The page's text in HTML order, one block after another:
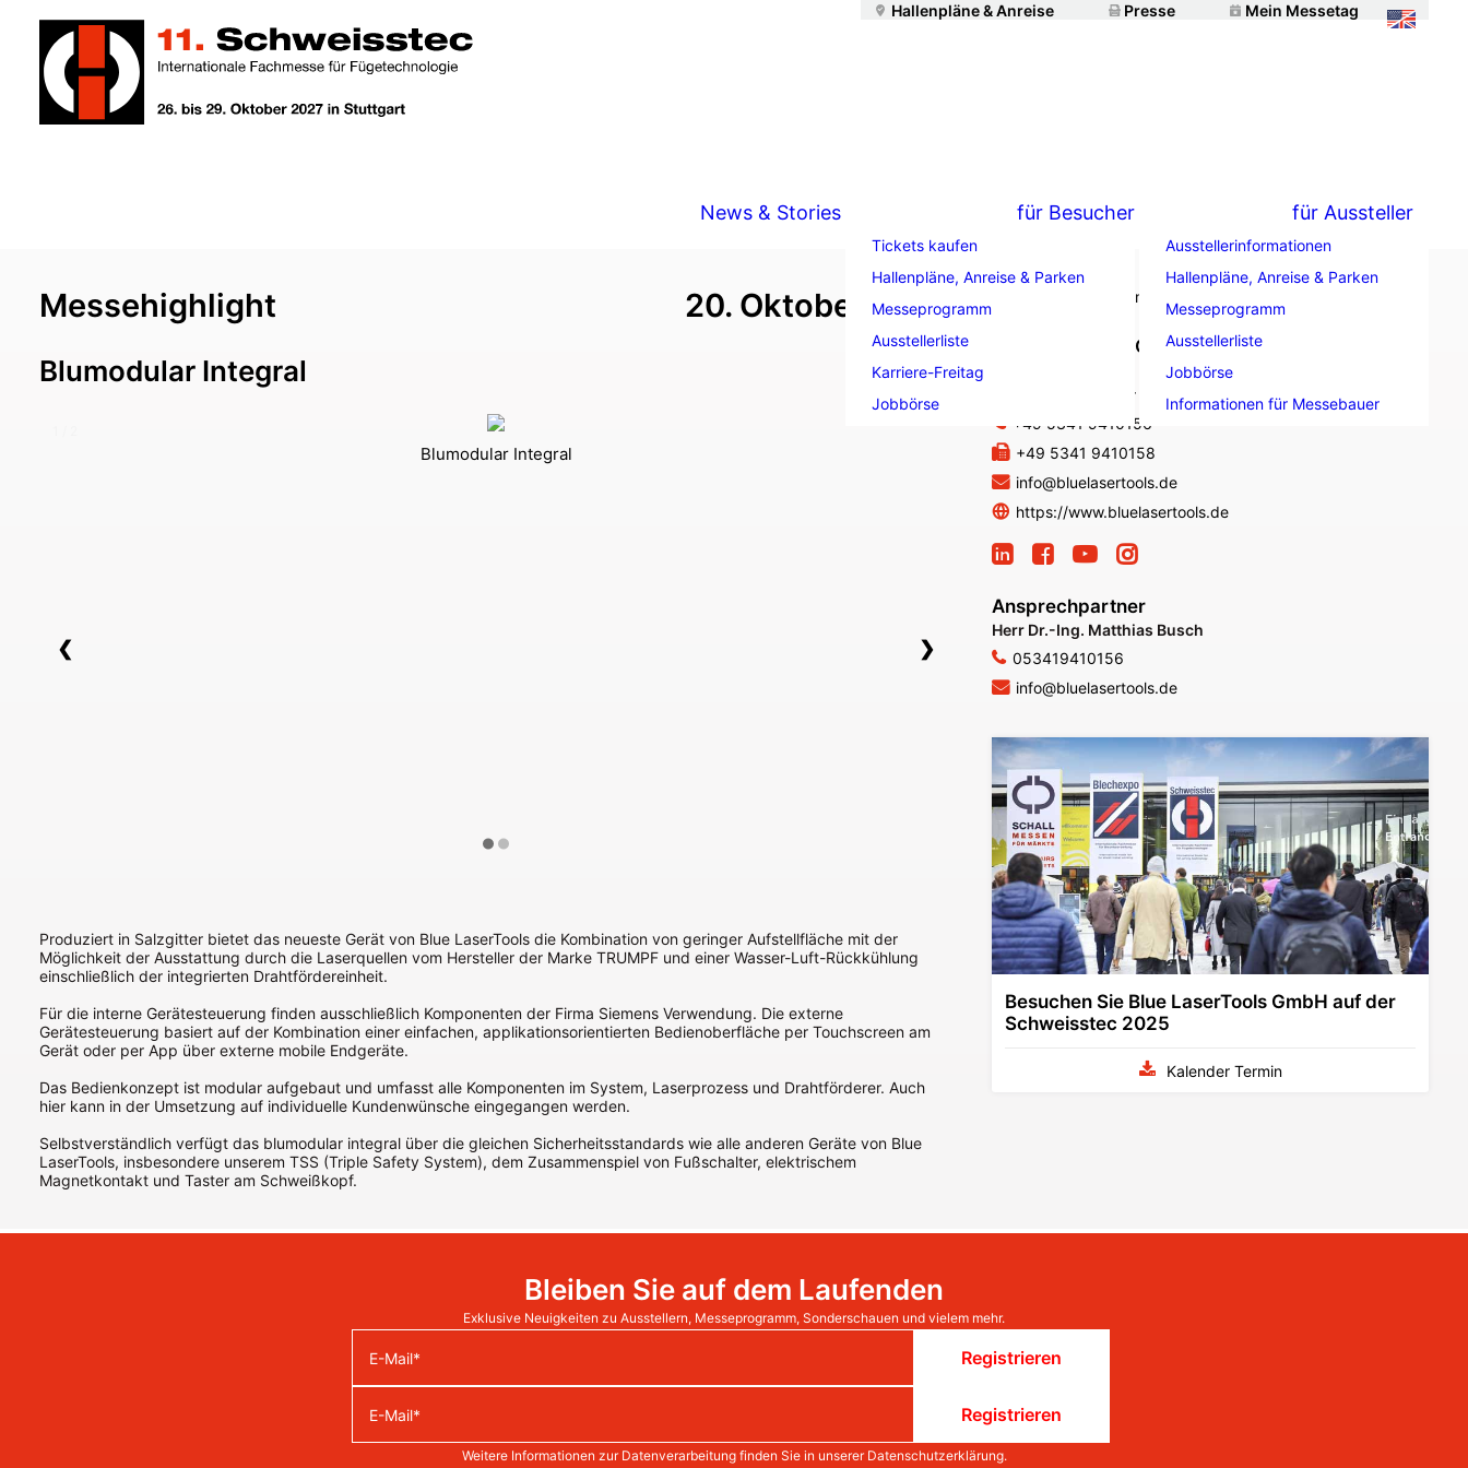
Hallenpläne & Anreise Presse Mein Messetag
News & Stories für Besucher
Tickets kaufen
Hallenpläne, Anreise & Parken
Messeprogramm
Ausstellerliste
Karriere-Freitag
Jobbörse
für Aussteller
Ausstellerinformationen
Hallenpläne, Anreise & Parken
Messeprogramm
Ausstellerliste
Jobbörse
Informationen für Messebauer
Messehighlight 20. Oktober 2025
Blumodular Integral
Blumodular Integral
❮ ❯
Produziert in Salzgitter bietet das neueste Gerät von Blue LaserTools die Kombination von geringer Aufstellfläche mit der
Möglichkeit der Ausstattung durch die Laserquellen vom Hersteller der Marke TRUMPF und einer Wasser-Luft-Rückkühlung
einschließlich der integrierten Drahtfördereinheit.
Für die interne Gerätesteuerung finden ausschließlich Komponenten der Firma Siemens Verwendung. Die externe
Gerätesteuerung basiert auf der Kombination einer einfachen, applikationsorientierten Bedienoberfläche per Touchscreen am
Gerät oder per App über externe mobile Endgeräte.
Das Bedienkonzept ist modular aufgebaut und umfasst alle Komponenten im System, Laserprozess und Drahtförderer. Auch
hier kann in der Umsetzung auf individuelle Kundenwünsche eingegangen werden.
Selbstverständlich verfügt das blumodular integral über die gleichen Sicherheitsstandards wie alle anderen Geräte von Blue
LaserTools, insbesondere unserem TSS (Triple Safety System), dem Zusammenspiel von Fußschalter, elektrischem
Magnetkontakt und Taster am Schweißkopf.
Blue LaserTools GmbH
38229 Salzgitter
+49 5341 9410156
+49 5341 9410158
info@bluelasertools.de
https://www.bluelasertools.de
Ansprechpartner
Herr Dr.-Ing. Matthias Busch
053419410156
info@bluelasertools.de
Besuchen Sie Blue LaserTools GmbH auf der
Schweisstec 2025
Kalender Termin
Bleiben Sie auf dem Laufenden
Exklusive Neuigkeiten zu Ausstellern, Messeprogramm, Sonderschauen und vielem mehr.
Registrieren
Registrieren
Weitere Informationen zur Datenverarbeitung finden Sie in unserer Datenschutzerklärung.